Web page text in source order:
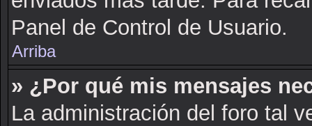
Panel de Control de Usuario.
Arriba
» ¿Por qué mis mensajes
La administración del foro tal